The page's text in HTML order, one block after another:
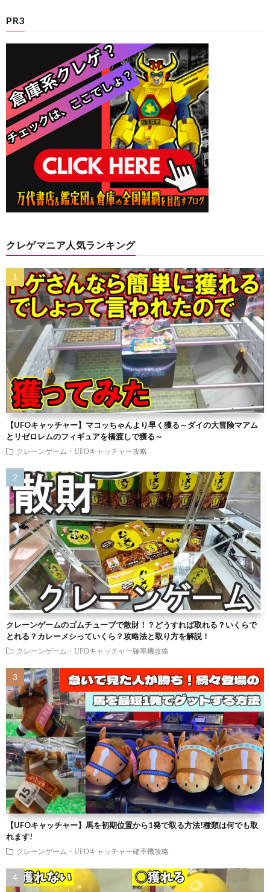
PR3
クレゲマニア人気ランキング
【UFOキャッチャー】マコッちゃんより早く獲る～ダイの大冒険マアム
とリゼロレムのフィギュアを橋渡しで獲る～
クレーンゲーム・UFOキャッチャー攻略
クレーンゲームのゴムチューブで散財！？どうすれば取れる？いくらで
とれる？カレーメシっていくら？攻略法と取り方を解説！
クレーンゲーム・UFOキャッチャー確率機攻略
【UFOキャッチャー】馬を初期位置から1発で取る方法!種類は何でも取
れます!
クレーンゲーム・UFOキャッチャー確率機攻略